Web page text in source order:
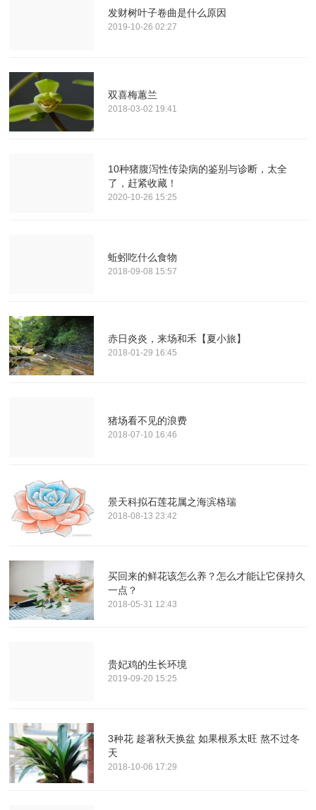
发财树叶子卷曲是什么原因
2019-10-26 02:27
双喜梅蕙兰
2018-03-02 19:41
10种猪腹泻性传染病的鉴别与诊断，太全
了，赶紧收藏！
2020-10-26 15:25
蚯蚓吃什么食物
2018-09-08 15:57
赤日炎炎，来场和禾【夏小旅】
2018-01-29 16:45
猪场看不见的浪费
2018-07-10 16:46
景天科拟石莲花属之海滨格瑞
2018-08-13 23:42
买回来的鲜花该怎么养？怎么才能让它保持久
一点？
2018-05-31 12:43
贵妃鸡的生长环境
2019-09-20 15:25
3种花 趁著秋天换盆 如果根系太旺 熬不过冬
天
2018-10-06 17:29